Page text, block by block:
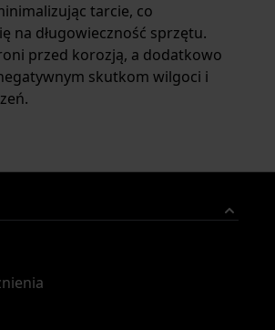
tarcie, co
na długowieczność sprzętu.
przed korozją, a dodatkowo
skutkom wilgoci i